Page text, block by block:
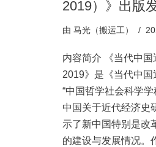
2019）》出版
由 马光（搬运工）
内容简介 《当代中
2019》是《当代中
“中国哲学社会科学
中国关于近代经济史
示了新中国特别是改
的建设与发展情况。